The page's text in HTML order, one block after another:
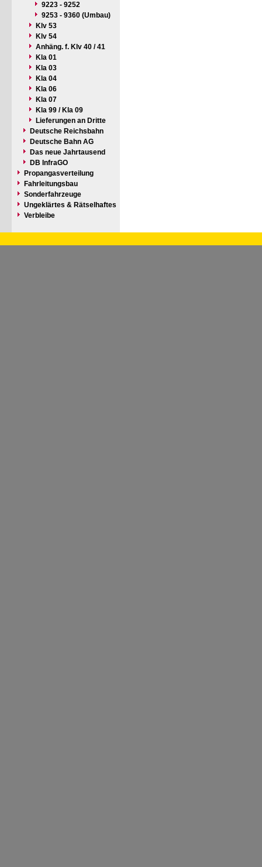
9223 - 9252
9253 - 9360 (Umbau)
Klv 53
Klv 54
Anhäng. f. Klv 40 / 41
Kla 01
Kla 03
Kla 04
Kla 06
Kla 07
Kla 99 / Kla 09
Lieferungen an Dritte
Deutsche Reichsbahn
Deutsche Bahn AG
Das neue Jahrtausend
DB InfraGO
Propangasverteilung
Fahrleitungsbau
Sonderfahrzeuge
Ungeklärtes & Rätselhaftes
Verbleibe